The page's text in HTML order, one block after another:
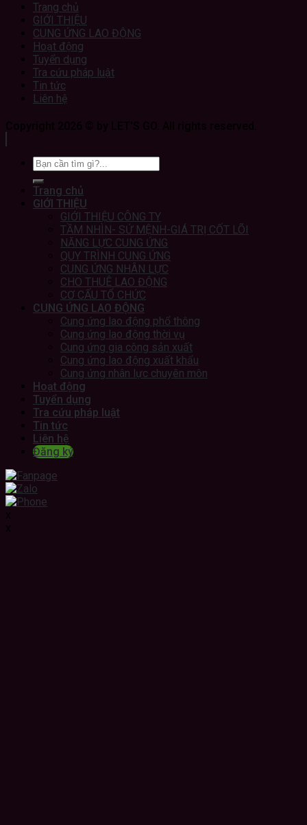
Trang chủ
GIỚI THIỆU
CUNG ỨNG LAO ĐỘNG
Hoạt động
Tuyển dụng
Tra cứu pháp luật
Tin tức
Liên hệ
Trang chủ
GIỚI THIỆU
GIỚI THIỆU CÔNG TY
TẦM NHÌN- SỨ MỆNH-GIÁ TRỊ CỐT LÕI
NĂNG LỰC CUNG ỨNG
QUY TRÌNH CUNG ỨNG
CUNG ỨNG NHÂN LỰC
CHO THUÊ LAO ĐỘNG
CƠ CẤU TỔ CHỨC
CUNG ỨNG LAO ĐỘNG
Cung ứng lao động phổ thông
Cung ứng lao động thời vụ
Cung ứng gia công sản xuất
Cung ứng lao động xuất khẩu
Cung ứng nhân lực chuyên môn
Hoạt động
Tuyển dụng
Tra cứu pháp luật
Tin tức
Liên hệ
Đăng ký